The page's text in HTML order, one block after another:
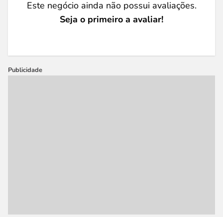
Este negócio ainda não possui avaliações.
Seja o primeiro a avaliar!
Publicidade